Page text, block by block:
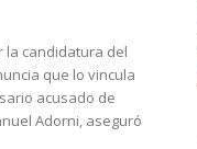
la candidatura del
que lo vincula
acusado de
Adorni, aseguró